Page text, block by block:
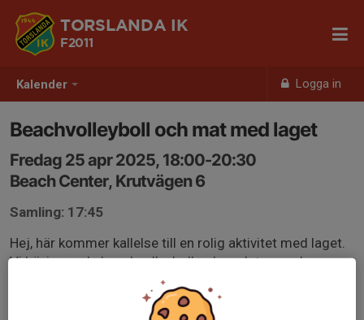
Kalender Logga in
TORSLANDA IK
F2011
Beachvolleyboll och mat med laget
Fredag 25 apr 2025, 18:00-20:30
Beach Center, Krutvägen 6
Samling: 17:45
Hej, här kommer kallelse till en rolig aktivitet med laget.
Vi börjar spela beachvolleyboll och avslutar med
gemensam middag. Volleybollen kostar 120 kr per tjej.